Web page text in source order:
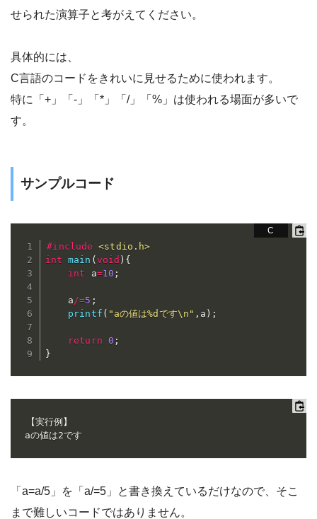
せられた演算子と考がえてください。
具体的には、
C言語のコードをきれいに見せるために使われます。
特に「+」「-」「*」「/」「%」は使われる場面が多いで
す。
サンプルコード
#include
<stdio.h>
int
main (void ) {
int a=10 ;
    a
/=5 ;
printf ( "aの値は%dです\n" , a ) ;
return 0 ;
}
【実行例】
aの値は2です
「a=a/5」を「a/=5」と書き換えているだけなので、そこ
まで難しいコードではありません。